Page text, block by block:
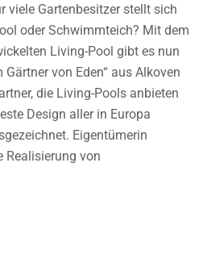
viele Gartenbesitzer stellt sich
oder Schwimmteich? Mit dem
Living-Pool gibt es nun
von Eden“ aus Alkoven
die Living-Pools anbieten
Design aller in Europa
Eigentümerin
Realisierung von